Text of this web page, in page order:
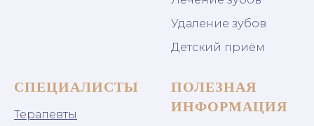
Удаление зубов
Детский приём
СПЕЦИАЛИСТЫ
Терапевты
ПОЛЕЗНАЯ
ИНФОРМАЦИЯ